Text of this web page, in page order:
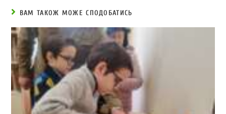
ВАМ ТАКОЖ МОЖЕ СПОДОБАТИСЬ